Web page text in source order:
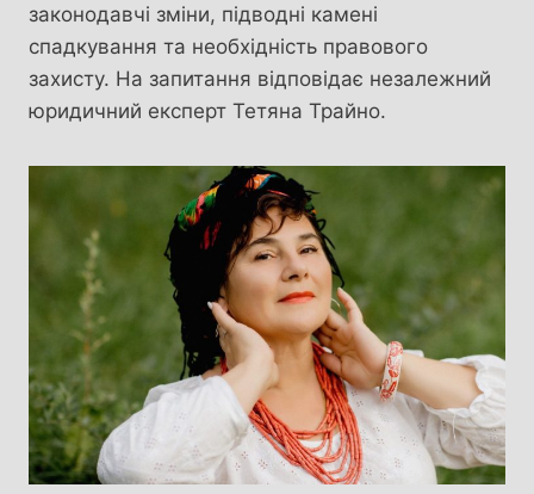
законодавчі зміни, підводні камені
спадкування та необхідність правового
захисту. На запитання відповідає незалежний
юридичний експерт Тетяна Трайно.